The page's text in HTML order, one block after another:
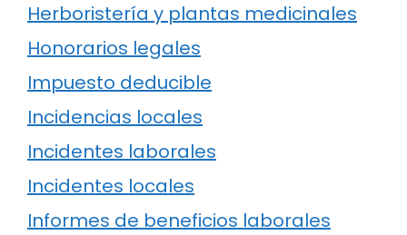
Herboristería y plantas medicinales
Honorarios legales
Impuesto deducible
Incidencias locales
Incidentes laborales
Incidentes locales
Informes de beneficios laborales